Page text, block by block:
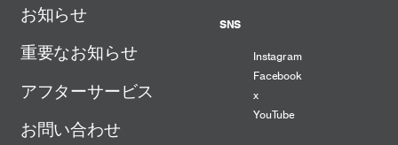
お知らせ
重要なお知らせ
アフターサービス
お問い合わせ
SNS
Instagram
Facebook
x
YouTube